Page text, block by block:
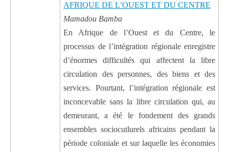
AFRIQUE DE L’OUEST ET DU CENTRE
Mamadou Bamba
En Afrique de l’Ouest et du Centre, le
processus de l’intégration régionale enregistre
d’énormes difficultés qui affectent la libre
circulation des personnes, des biens et des
services. Pourtant, l’intégration régionale est
inconcevable sans la libre circulation qui, au
demeurant, a été le fondement des grands
ensembles sociocutlurels africains pendant la
période coloniale et sur laquelle les économies